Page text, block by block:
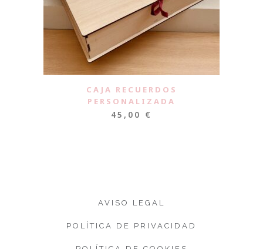
CAJA RECUERDOS
PERSONALIZADA
45,00 €
AVISO LEGAL
POLÍTICA DE PRIVACIDAD